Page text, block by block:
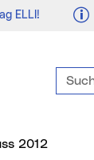
ELLI!
2012